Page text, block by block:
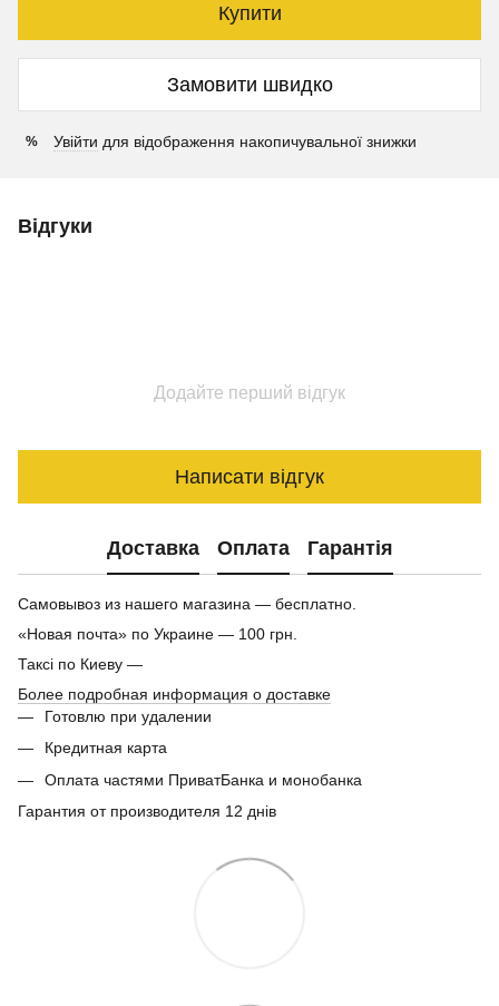
Купити
Замовити швидко
% Увійти для відображення накопичувальної знижки
Відгуки
Додайте перший відгук
Написати відгук
Доставка Оплата Гарантія
Самовывоз из нашего магазина — бесплатно.
«Новая почта» по Украине — 100 грн.
Таксі по Киеву —
Более подробная информация о доставке
Готовлю при удалении
Кредитная карта
Оплата частями ПриватБанка и монобанка
Гарантия от производителя 12 днів